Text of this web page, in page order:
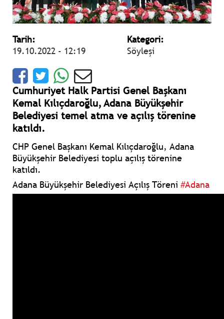
Tarih:
19.10.2022 - 12:19
Kategori:
Söyleşi
Cumhuriyet Halk Partisi Genel Başkanı
Kemal Kılıçdaroğlu, Adana Büyükşehir
Belediyesi temel atma ve açılış törenine
katıldı.
CHP Genel Başkanı Kemal Kılıçdaroğlu, Adana
Büyükşehir Belediyesi toplu açılış törenine
katıldı.
Adana Büyükşehir Belediyesi Açılış Töreni #Adana